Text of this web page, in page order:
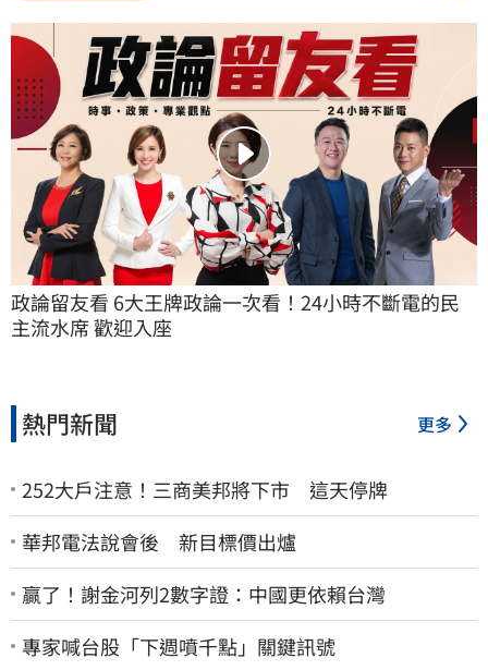
政論留友看 6大王牌政論一次看！24小時不斷電的民
主流水席 歡迎入座
熱門新聞 更多
252大戶注意！三商美邦將下市 這天停牌
華邦電法說會後 新目標價出爐
贏了！謝金河列2數字證：中國更依賴台灣
專家喊台股「下週噴千點」關鍵訊號